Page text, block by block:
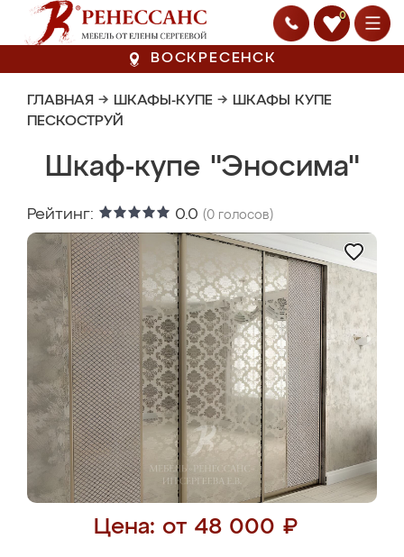
0
ВОСКРЕСЕНСК
ГЛАВНАЯ → ШКАФЫ-КУПЕ → ШКАФЫ КУПЕ
ПЕСКОСТРУЙ
Шкаф-купе "Эносима"
Рейтинг: 0.0 (0 голосов)
Цена: от 48 000 ₽